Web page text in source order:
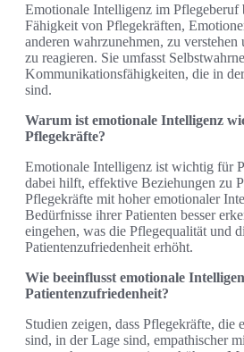
Emotionale Intelligenz im Pflegeberuf
Fähigkeit von Pflegekräften,
anderen wahrzunehmen, zu verstehen
zu reagieren. Sie umfasst
Kommunikationsfähigkeiten, die in
sind.
Warum ist emotionale Intelligenz
Pflegekräfte?
Emotionale Intelligenz ist wichtig für
dabei hilft, effektive Beziehungen zu
Pflegekräfte mit hoher emotionaler
Bedürfnisse ihrer Patienten besser
eingehen, was die Pflegequalität und
Patientenzufriedenheit erhöht.
Wie beeinflusst emotionale
Patientenzufriedenheit?
Studien zeigen, dass Pflegekräfte, die
sind, in der Lage sind, empathischer